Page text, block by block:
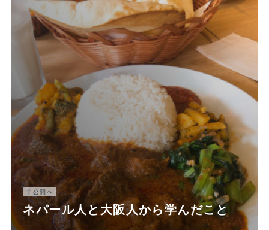
非公開へ
ネパール人と大阪人から学んだこと